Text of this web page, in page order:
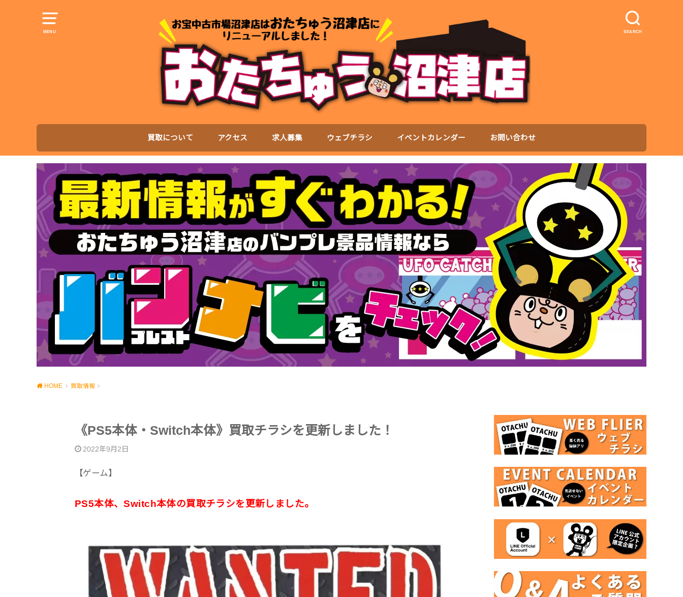
MENU SEARCH
買取について アクセス 求人募集 ウェブチラシ イベントカレンダー お問い合わせ
HOME 買取情報
《PS5本体・Switch本体》買取チラシを更新しました！
2022年9月2日
【ゲーム】
PS5本体、Switch本体の買取チラシを更新しました。